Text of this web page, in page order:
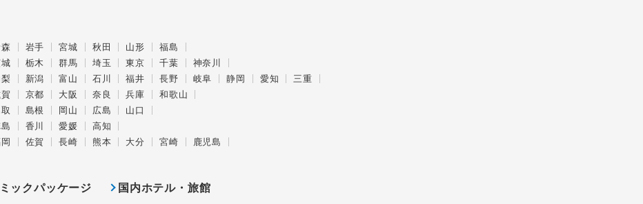
岩手 宮城 秋田 山形
福島
栃木 群馬 埼玉 東京 千葉
神奈川
新潟 富山 石川 福井 長野 岐阜 静岡 愛知
三重
京都 大阪 奈良 兵庫
和歌山
島根 岡山 広島
山口
香川 愛媛
高知
佐賀 長崎 熊本 大分 宮崎
鹿児島
ックパッケージ 国内ホテル・旅館